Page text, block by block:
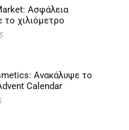
Ασφάλεια
το χιλιόμετρο
Ανακάλυψε το
Calendar